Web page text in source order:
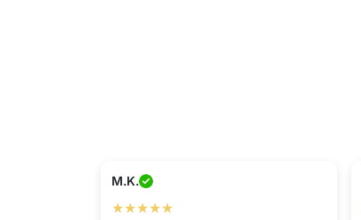
M.K.
★★★★★